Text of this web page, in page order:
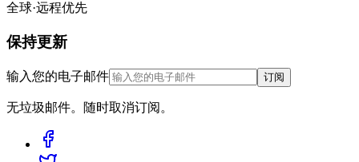
全球·远程优先
保持更新
输入您的电子邮件 订阅
无垃圾邮件。随时取消订阅。